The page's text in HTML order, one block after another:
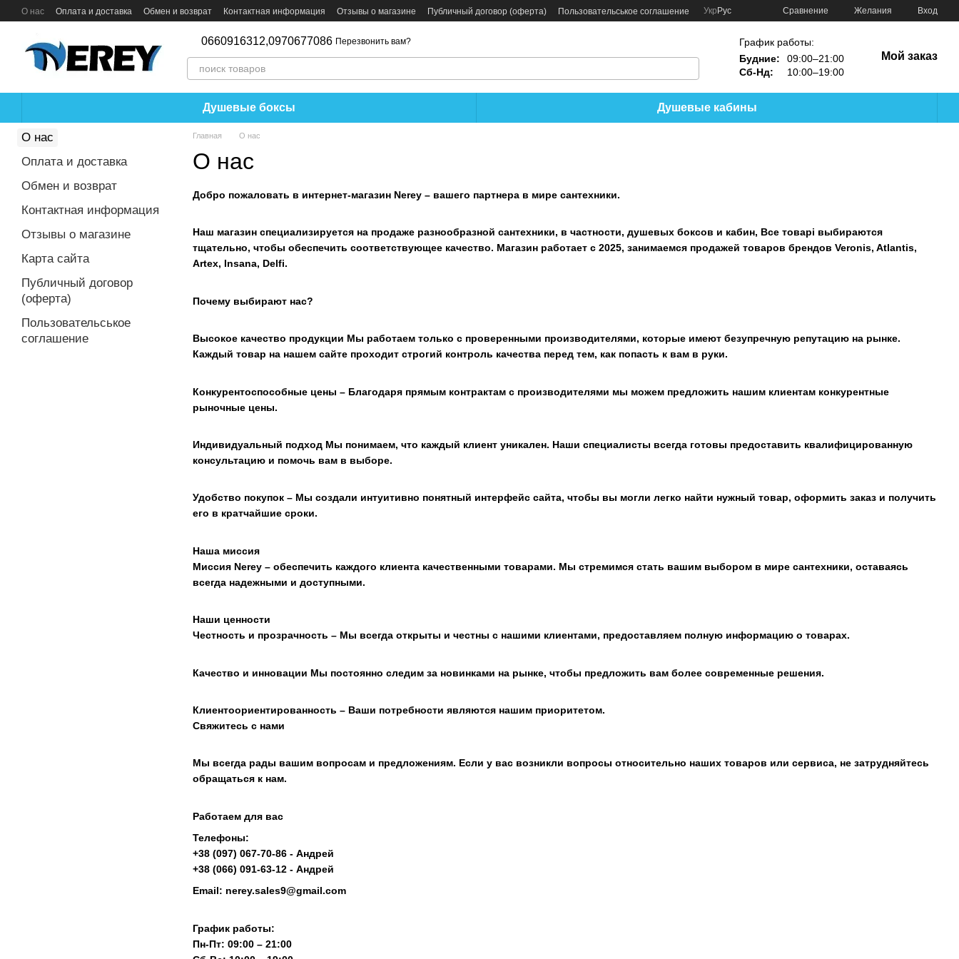
Перейти к основному контенту
О нас Оплата и доставка Обмен и возврат Контактная информация Отзывы о магазине Публичный договор (оферта) Пользовательськое соглашение Укр Рус Сравнение Желания Вход
0660916312,0970677086 Перезвонить вам?
График работы:
Будние:
09:00–21:00
Сб-Нд:
10:00–19:00
Мой заказ
Душевые боксы Душевые кабины
Главная О нас
О нас
Добро пожаловать в интернет-магазин Nerey – вашего партнера в мире сантехники.
Наш магазин специализируется на продаже разнообразной сантехники, в частности, душевых боксов и кабин, Все товарі выбираются
тщательно, чтобы обеспечить соответствующее качество. Магазин работает с 2025, занимаемся продажей товаров брендов Veronis, Atlantis,
Artex, Insana, Delfi.
Почему выбирают нас?
Высокое качество продукции Мы работаем только с проверенными производителями, которые имеют безупречную репутацию на рынке.
Каждый товар на нашем сайте проходит строгий контроль качества перед тем, как попасть к вам в руки.
Конкурентоспособные цены – Благодаря прямым контрактам с производителями мы можем предложить нашим клиентам конкурентные
рыночные цены.
Индивидуальный подход Мы понимаем, что каждый клиент уникален. Наши специалисты всегда готовы предоставить квалифицированную
консультацию и помочь вам в выборе.
Удобство покупок – Мы создали интуитивно понятный интерфейс сайта, чтобы вы могли легко найти нужный товар, оформить заказ и получить
его в кратчайшие сроки.
Наша миссия
Миссия Nerey – обеспечить каждого клиента качественными товарами. Мы стремимся стать вашим выбором в мире сантехники, оставаясь
всегда надежными и доступными.
Наши ценности
Честность и прозрачность – Мы всегда открыты и честны с нашими клиентами, предоставляем полную информацию о товарах.
Качество и инновации Мы постоянно следим за новинками на рынке, чтобы предложить вам более современные решения.
Клиентоориентированность – Ваши потребности являются нашим приоритетом.
Свяжитесь с нами
Мы всегда рады вашим вопросам и предложениям. Если у вас возникли вопросы относительно наших товаров или сервиса, не затрудняйтесь
обращаться к нам.
Работаем для вас
Телефоны:
+38 (097) 067-70-86 - Андрей
+38 (066) 091-63-12 - Андрей
Email: nerey.sales9@gmail.com
График работы:
Пн-Пт: 09:00 – 21:00
О нас
Оплата и доставка
Обмен и возврат
Контактная информация
Отзывы о магазине
Карта сайта
Публичный договор
(оферта)
Пользовательськое
соглашение